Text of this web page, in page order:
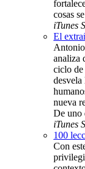
cosas
iTunes
El
analiza
ciclo
nueva
De
iTunes
100
Con